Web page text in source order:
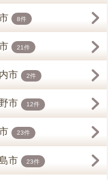
8件
21件
市 2件
市 12件
23件
市 23件